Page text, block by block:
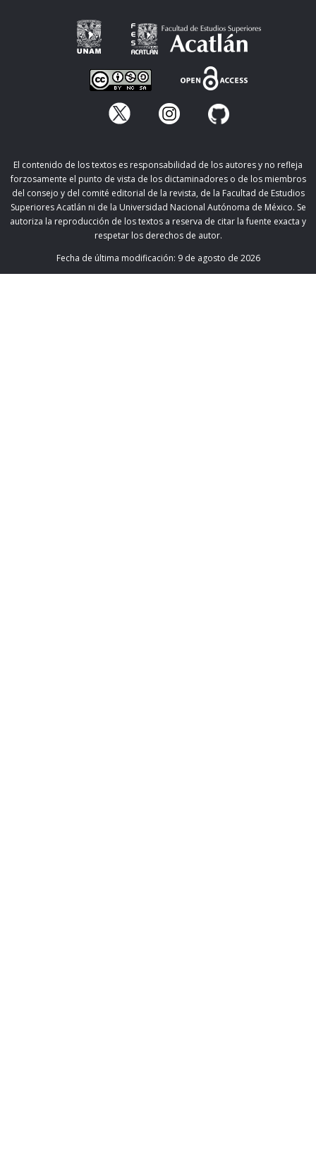
El contenido de los textos es responsabilidad de los autores y no refleja
forzosamente el punto de vista de los dictaminadores o de los miembros
del consejo y del comité editorial de la revista, de la Facultad de Estudios
Superiores Acatlán ni de la Universidad Nacional Autónoma de México. Se
autoriza la reproducción de los textos a reserva de citar la fuente exacta y
respetar los derechos de autor.
Fecha de última modificación: 9 de agosto de 2026